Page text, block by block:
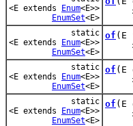
<E extends Enum<E>>
EnumSet<E> 指
static
<E extends Enum<E>>
EnumSet<E>
of
指
static
<E extends Enum<E>>
EnumSet<E>
of (E
指
static
<E extends Enum<E>>
EnumSet<E>
of (E
指